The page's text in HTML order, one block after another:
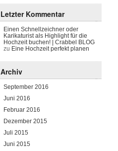
Letzter Kommentar
Einen Schnellzeichner oder
Karikaturist als Highlight für die
Hochzeit buchen! | Crabbel BLOG
zu Eine Hochzeit perfekt planen
Archiv
September 2016
Juni 2016
Februar 2016
Dezember 2015
Juli 2015
Juni 2015